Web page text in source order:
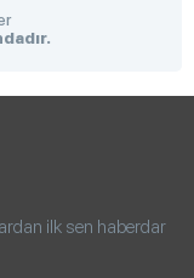
ilk sen haberdar